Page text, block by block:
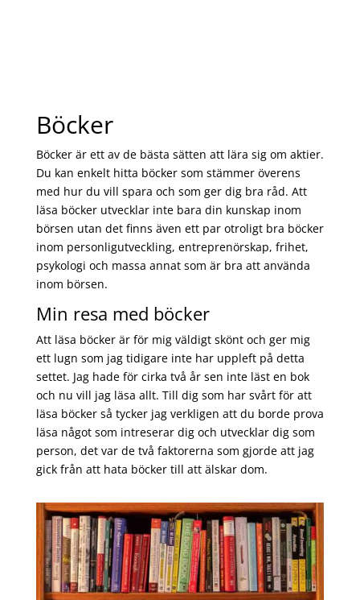
Böcker
Böcker är ett av de bästa sätten att lära sig om aktier.
Du kan enkelt hitta böcker som stämmer överens
med hur du vill spara och som ger dig bra råd. Att
läsa böcker utvecklar inte bara din kunskap inom
börsen utan det finns även ett par otroligt bra böcker
inom personligutveckling, entreprenörskap, frihet,
psykologi och massa annat som är bra att använda
inom börsen.
Min resa med böcker
Att läsa böcker är för mig väldigt skönt och ger mig
ett lugn som jag tidigare inte har uppleft på detta
settet. Jag hade för cirka två år sen inte läst en bok
och nu vill jag läsa allt. Till dig som har svårt för att
läsa böcker så tycker jag verkligen att du borde prova
läsa något som intreserar dig och utvecklar dig som
person, det var de två faktorerna som gjorde att jag
gick från att hata böcker till att älskar dom.